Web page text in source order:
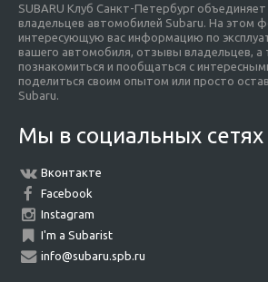
SUBARU Клуб Санкт-Петербург
владельцев автомобилей Subaru. На этом
интересующую вас информацию по
вашего автомобиля, отзывы владельцев, а
познакомиться и пообщаться с
поделиться своим опытом или просто
Subaru.
Мы в социальных сетях
Вконтакте
Facebook
Instagram
I'm a Subarist
info@subaru.spb.ru